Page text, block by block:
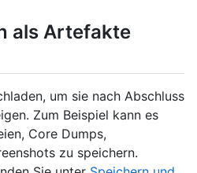
als Artefakte
um sie nach Abschluss
Zum Beispiel kann es
Core Dumps,
zu speichern.